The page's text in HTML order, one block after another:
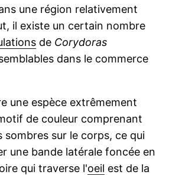
une région relativement
il existe un certain nombre
de Corydoras
dans le commerce
une espèce extrêmement
de couleur comprenant
sombres sur le corps, ce qui
une bande latérale foncée en
qui traverse l'oeil est de la